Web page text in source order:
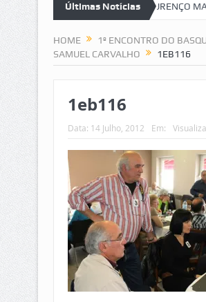
Últimas Notícias
lindíssima!!! LOURENÇO MARQUES
HOME
1º ENCONTRO DO
SAMUEL CARVALHO
1EB116
1eb116
Data: 14 Julho, 2012 Em: